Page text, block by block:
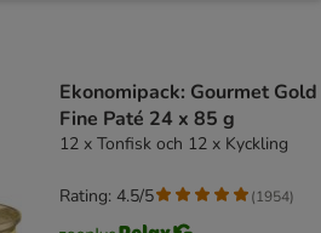
Ekonomipack: Gourmet Gold
Fine Paté 24 x 85 g
12 x Tonfisk och 12 x Kyckling
Rating: 4.5/5 (1954)